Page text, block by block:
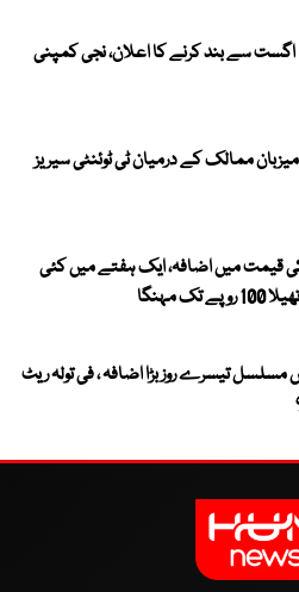
میٹرو بس سروس 11 اگست سے بند کرنے کا اعلان، نجی کمپنی
2027 کے میزبان ممالک کے درمیان ٹی ٹوئنٹی سیریز
قیمت میں اضافہ، ایک ہفتے میں کئی
تیسرے روز بڑا اضافہ ، فی تولہ ریٹ